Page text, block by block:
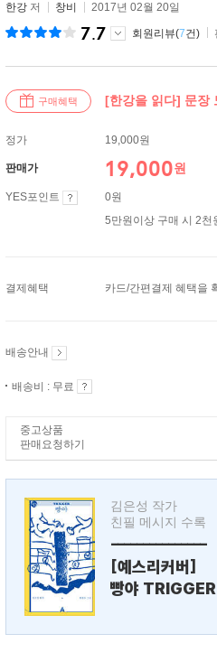
한강 저 창비 2017년 02월 20일
7.7 회원리뷰(7건)
구매혜택 [한강을 읽다] 문장
정가 19,000원
판매가 19,000원
YES포인트
0원
5만원이상 구매 시 2천
결제혜택 카드/간편결제 혜택을
배송안내
배송비 : 무료
중고상품
판매요청하기
김은성 작가
친필 메시지 수록
---------------
[예스리커버]
빵야 TRIGGER